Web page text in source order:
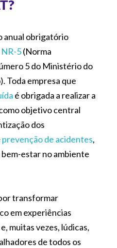
anual obrigatório
NR-5(Norma
5 do Ministério do
Toda empresa que
é obrigada a realizar a
objetivo central
dos
prevenção de acidentes,
estar no ambiente
transformar
em experiências
muitas vezes, lúdicas,
de todos os